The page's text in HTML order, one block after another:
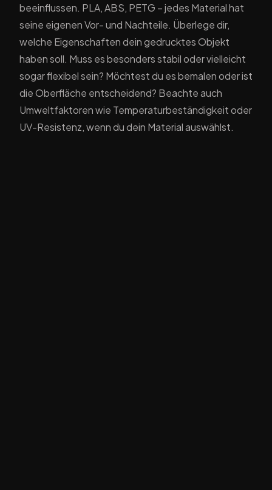
beeinflussen. PLA, ABS, PETG – jedes Material hat
seine eigenen Vor- und Nachteile. Überlege dir,
welche Eigenschaften dein gedrucktes Objekt
haben soll. Muss es besonders stabil oder vielleicht
sogar flexibel sein? Möchtest du es bemalen oder ist
die Oberfläche entscheidend? Beachte auch
Umweltfaktoren wie Temperaturbeständigkeit oder
UV-Resistenz, wenn du dein Material auswählst.